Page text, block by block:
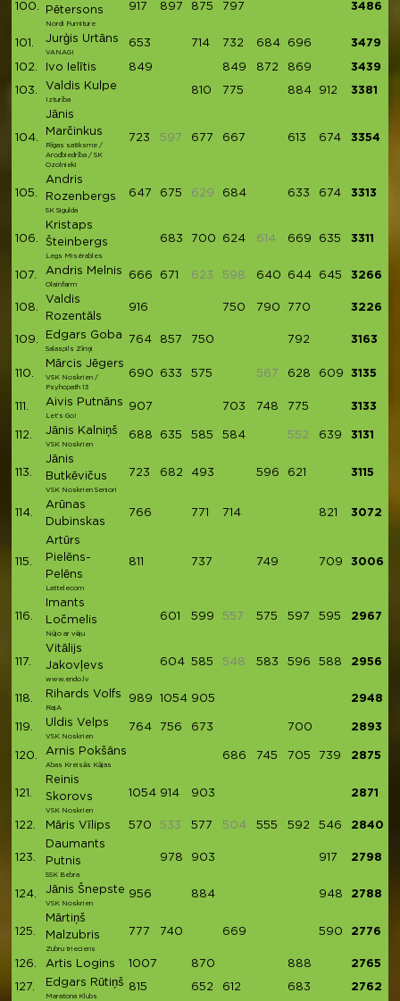
100.
Pētersons
Nordi Furniture
917 897 875 797 3486
101. Jurģis Urtāns
VANAGI
653 714 732 684 696 3479
102. Ivo Ielītis 849 849 872 869 3439
103. Valdis Kulpe
Izturība
810 775 884 912 3381
104.
Jānis
Marčinkus
Rīgas satiksme /
Arodbiedrība / SK
Ozolnieki
723 597 677 667 613 674 3354
105.
Andris
Rozenbergs
SK Sigulda
647 675 629 684 633 674 3313
106.
Kristaps
Šteinbergs
Legs Misérables
683 700 624 614 669 635 3311
107. Andris Melnis
Olainfarm
666 671 623 598 640 644 645 3266
108.
Valdis
Rozentāls
916 750 790 770 3226
109. Edgars Goba
Salaspils Zīriņi
764 857 750 792 3163
110.
Mārcis Jēgers
VSK Noskrien /
Psyhopath 13
690 633 575 567 628 609 3135
111. Aivis Putnāns
Let's Go!
907 703 748 775 3133
112. Jānis Kalniņš
VSK Noskrien
688 635 585 584 552 639 3131
113.
Jānis
Butkēvičus
VSK Noskrien Seniori
723 682 493 596 621 3115
114.
Arūnas
Dubinskas
766 771 714 821 3072
115.
Artūrs
Pielēns-
Pelēns
Lattelecom
811 737 749 709 3006
116.
Imants
Ločmelis
Nūjo ar vēju
601 599 557 575 597 595 2967
117.
Vitālijs
Jakovļevs
www.endo.lv
604 585 548 583 596 588 2956
118. Rihards Volfs
RajA
989 1054 905 2948
119. Uldis Velps
VSK Noskrien
764 756 673 700 2893
120. Arnis Pokšāns
Abas Kreisās Kājas
686 745 705 739 2875
121.
Reinis
Skorovs
VSK Noskrien
1054 914 903 2871
122. Māris Vīlips 570 533 577 504 555 592 546 2840
123.
Daumants
Putnis
SSK Bebra
978 903 917 2798
124. Jānis Šnepste
VSK Noskrien
956 884 948 2788
125.
Mārtiņš
Malzubris
Zubru trieciens
777 740 669 590 2776
126. Artis Logins 1007 870 888 2765
127. Edgars Rūtiņš
Maratona Klubs
815 652 612 683 2762